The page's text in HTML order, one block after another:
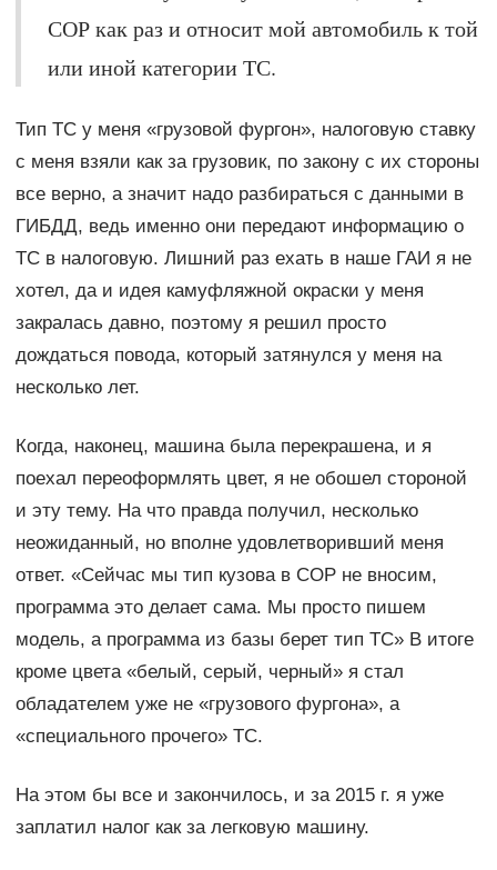
СОР как раз и относит мой автомобиль к той
или иной категории ТС.
Тип ТС у меня «грузовой фургон», налоговую ставку
с меня взяли как за грузовик, по закону с их стороны
все верно, а значит надо разбираться с данными в
ГИБДД, ведь именно они передают информацию о
ТС в налоговую. Лишний раз ехать в наше ГАИ я не
хотел, да и идея камуфляжной окраски у меня
закралась давно, поэтому я решил просто
дождаться повода, который затянулся у меня на
несколько лет.
Когда, наконец, машина была перекрашена, и я
поехал переоформлять цвет, я не обошел стороной
и эту тему. На что правда получил, несколько
неожиданный, но вполне удовлетворивший меня
ответ. «Сейчас мы тип кузова в СОР не вносим,
программа это делает сама. Мы просто пишем
модель, а программа из базы берет тип ТС» В итоге
кроме цвета «белый, серый, черный» я стал
обладателем уже не «грузового фургона», а
«специального прочего» ТС.
На этом бы все и закончилось, и за 2015 г. я уже
заплатил налог как за легковую машину.